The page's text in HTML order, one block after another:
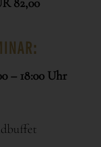
– 18:00 Uhr